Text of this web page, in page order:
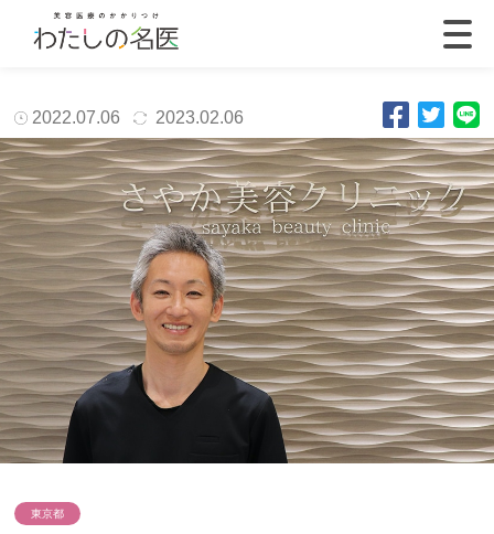
2022.07.06 2023.02.06
東京都